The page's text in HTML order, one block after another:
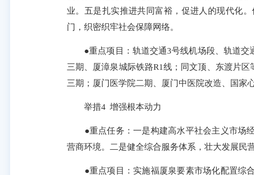
业。五是扎实推进共同富裕，促进人的现代化
门，织密织牢社会保障网络。
●重点项目：轨道交通3号线机场段、轨道交
三期、厦漳泉城际铁路R1线；同文顶、东渡片
三期；厦门医学院二期、厦门中医院改造、国家
举措4 增强根本动力
●重点任务：一是构建高水平社会主义市场经
营商环境。二是健全综合服务体系，壮大发展民
●重点项目：实施福厦泉要素市场化配置综合